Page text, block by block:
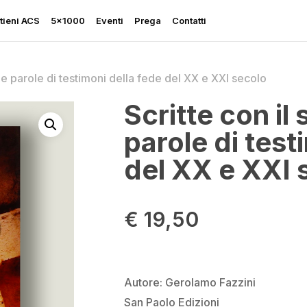
Rapporto sulla Libertà
Religiosa
Ascolta le sue grida
ACS 5×1000 Eventi Prega Contatti
parole di testimoni della fede del XX e XXI secolo
Scritte con il
parole di
del XX e XXI
€ 19,50
Autore: Gerolamo Fazzini
San Paolo Edizioni
Recensisci
della fede
Il tuo indirizzo email
contrassegnati*
La tua valutazione*
La tua recensione